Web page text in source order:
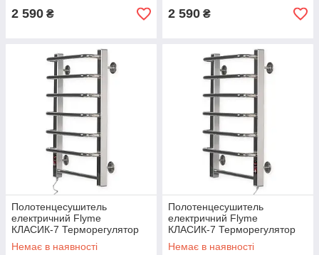
2 590 ₴ 2 590 ₴
Полотенцесушитель
електричний Flyme
КЛАСИК-7 Терморегулятор
Таймер З лівим
підключенням.
Немає в наявності
Полотенцесушитель
електричний Flyme
КЛАСИК-7 Терморегулятор
Таймер З правим
підключенням.
Немає в наявності